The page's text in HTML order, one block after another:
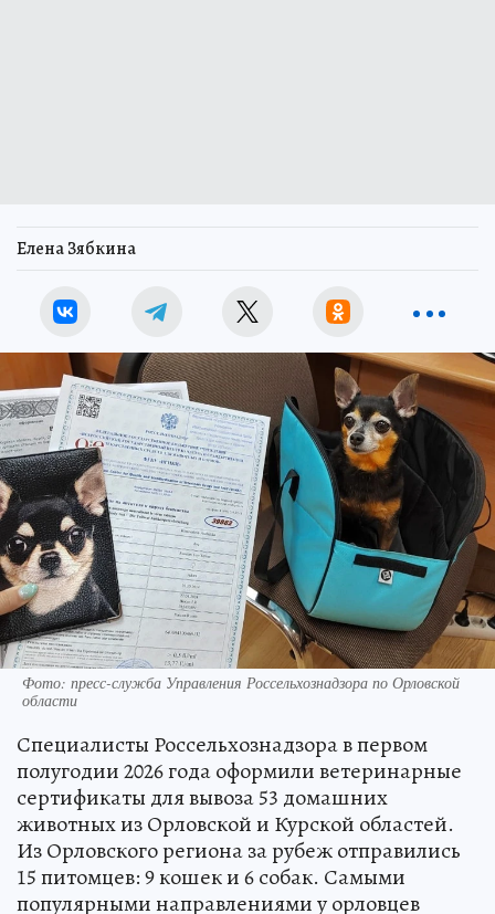
Елена Зябкина
Фото: пресс-служба Управления Россельхознадзора по Орловской
области
Специалисты Россельхознадзора в первом
полугодии 2026 года оформили ветеринарные
сертификаты для вывоза 53 домашних
животных из Орловской и Курской областей.
Из Орловского региона за рубеж отправились
15 питомцев: 9 кошек и 6 собак. Самыми
популярными направлениями у орловцев